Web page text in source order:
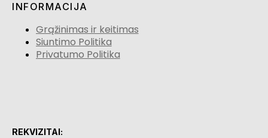
INFORMACIJA
Grąžinimas ir keitimas
Siuntimo Politika
Privatumo Politika
REKVIZITAI: